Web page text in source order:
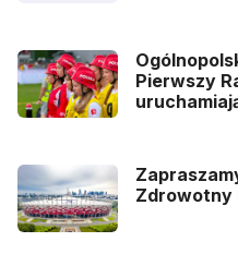
Pierwszy
Zdrowotny